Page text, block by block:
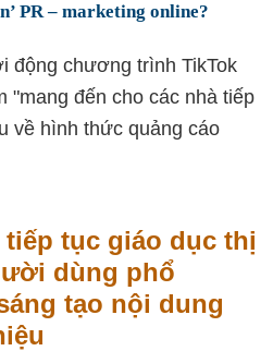
PR – marketing online?
động chương trình TikTok
"mang đến cho các nhà tiếp
về hình thức quảng cáo
tiếp tục giáo dục thị
dùng phổ
tạo nội dung